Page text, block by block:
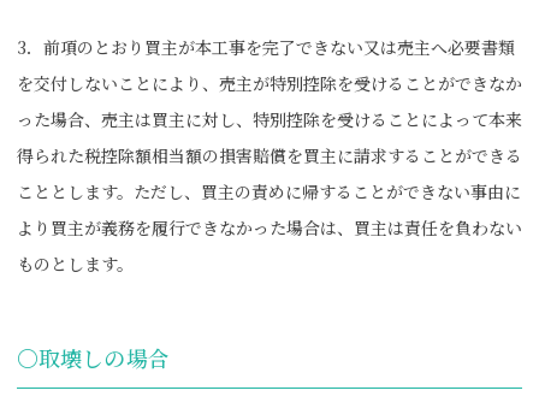
3．前項のとおり買主が本工事を完了できない又は売主へ必要書類
を交付しないことにより、売主が特別控除を受けることができなか
った場合、売主は買主に対し、特別控除を受けることによって本来
得られた税控除額相当額の損害賠償を買主に請求することができる
こととします。ただし、買主の責めに帰することができない事由に
より買主が義務を履行できなかった場合は、買主は責任を負わない
ものとします。
〇取壊しの場合